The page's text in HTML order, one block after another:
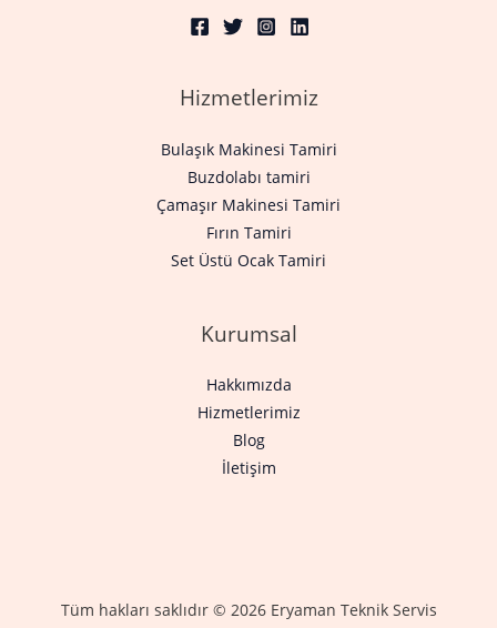
Hizmetlerimiz
Bulaşık Makinesi Tamiri
Buzdolabı tamiri
Çamaşır Makinesi Tamiri
Fırın Tamiri
Set Üstü Ocak Tamiri
Kurumsal
Hakkımızda
Hizmetlerimiz
Blog
İletişim
Tüm hakları saklıdır © 2026 Eryaman Teknik Servis